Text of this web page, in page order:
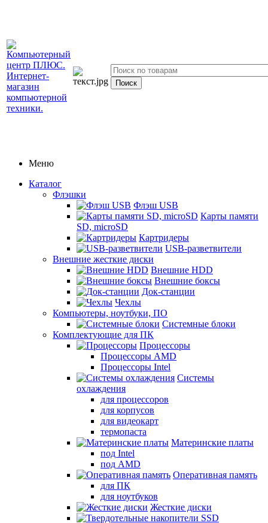
Меню
Каталог
Флэшки
Флэш USB
Карты памяти
SD, microSD
Картридеры
USB-разветвители
Внешние жесткие диски
Внешние HDD
Внешние боксы
Док-станции
Чехлы
Компьютеры, ноутбуки, ПО
Системные блоки
Комплектующие для ПК
Процессоры
Процессоры AMD
Процессоры Intel
Системы
охлаждения
для процессоров
для корпусов
для видеокарт
термопаста
Материнские платы
под Intel
под AMD
Оперативная память
для ПК
для ноутбуков
Жесткие диски